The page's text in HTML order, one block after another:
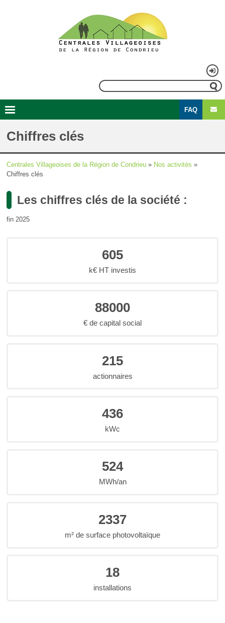
Rechercher
compte
de
Navigation
principale
FAQ
Chiffres clés
Fil
d'Ariane
Centrales Villageoises de la Région de Condrieu
Nos activités
Chiffres clés
Les chiffres clés de la société :
fin 2025
605
k€ HT investis
88000
€ de capital social
215
actionnaires
436
kWc
524
MWh/an
2337
m² de surface photovoltaïque
18
installations